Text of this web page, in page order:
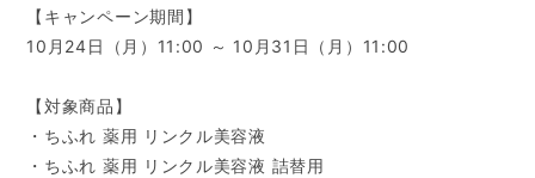
【キャンペーン期間】
10月24日（月）11:00 ～ 10月31日（月）11:00
【対象商品】
・ちふれ 薬用 リンクル美容液
・ちふれ 薬用 リンクル美容液 詰替用